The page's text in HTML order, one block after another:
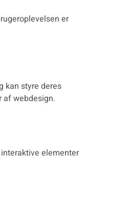
er
kan styre deres
webdesign.
elementer